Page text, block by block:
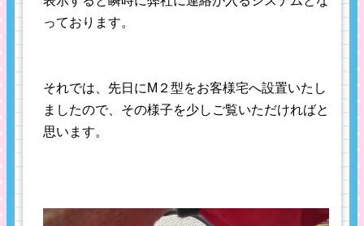
っております。
それでは、先日にM２型をお客様宅へ設置いたし
ましたので、その様子を少しご覧いただければと
思います。